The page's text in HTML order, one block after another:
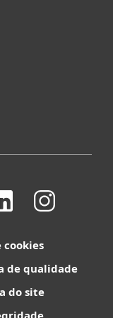
cookies
de qualidade
do site